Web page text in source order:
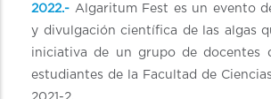
2022.- Algaritum Fest es un evento
y divulgación científica de las algas
iniciativa de un grupo de docentes
estudiantes de la Facultad de